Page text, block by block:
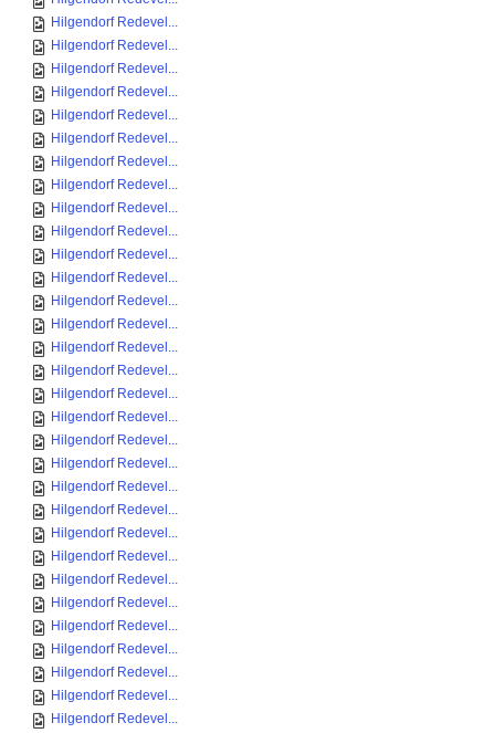
Hilgendorf Redevel...
Hilgendorf Redevel...
Hilgendorf Redevel...
Hilgendorf Redevel...
Hilgendorf Redevel...
Hilgendorf Redevel...
Hilgendorf Redevel...
Hilgendorf Redevel...
Hilgendorf Redevel...
Hilgendorf Redevel...
Hilgendorf Redevel...
Hilgendorf Redevel...
Hilgendorf Redevel...
Hilgendorf Redevel...
Hilgendorf Redevel...
Hilgendorf Redevel...
Hilgendorf Redevel...
Hilgendorf Redevel...
Hilgendorf Redevel...
Hilgendorf Redevel...
Hilgendorf Redevel...
Hilgendorf Redevel...
Hilgendorf Redevel...
Hilgendorf Redevel...
Hilgendorf Redevel...
Hilgendorf Redevel...
Hilgendorf Redevel...
Hilgendorf Redevel...
Hilgendorf Redevel...
Hilgendorf Redevel...
Hilgendorf Redevel...